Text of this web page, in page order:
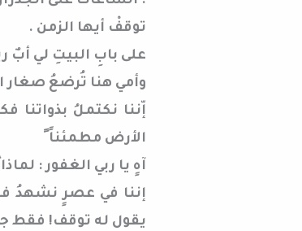
توقفْ أيها الزمن .
على بابِ البيتِ لي أبٌ
وأمي هنا تُرضعُ صغار
إّننا نكتملُ
الأرض مطمئناً ً
آهٍ يا ربي الغفور :
إننا في عصرٍ نشهدُ
يقول له توقف! فقط